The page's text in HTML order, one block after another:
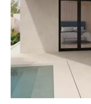
Vos disponibilités